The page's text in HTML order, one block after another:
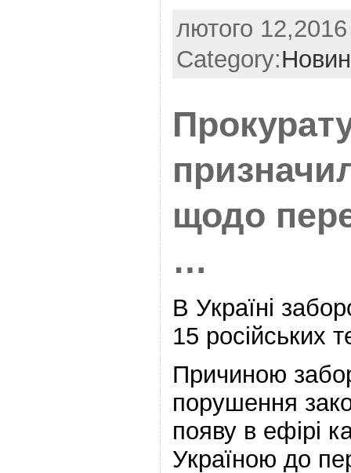
лютого
Category:
щодо
…
В Україні
15 російських
Причиною
порушення
появу в ефірі
Україною до